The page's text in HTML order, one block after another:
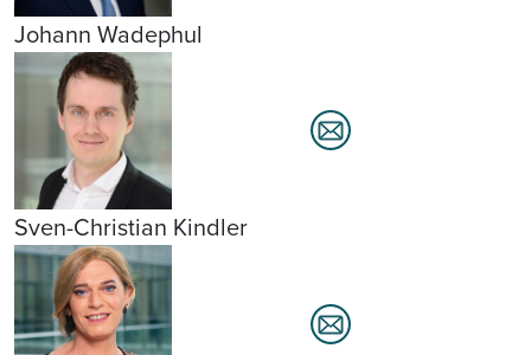
Johann Wadephul
Sven-Christian Kindler